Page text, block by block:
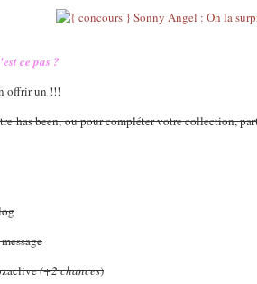
ce pas ?
offrir un !!!
has been, ou pour compléter votre collection,
(+2 chances)